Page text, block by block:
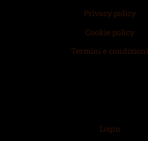
Privacy policy
Cookie policy
Termini e condizioni
Login